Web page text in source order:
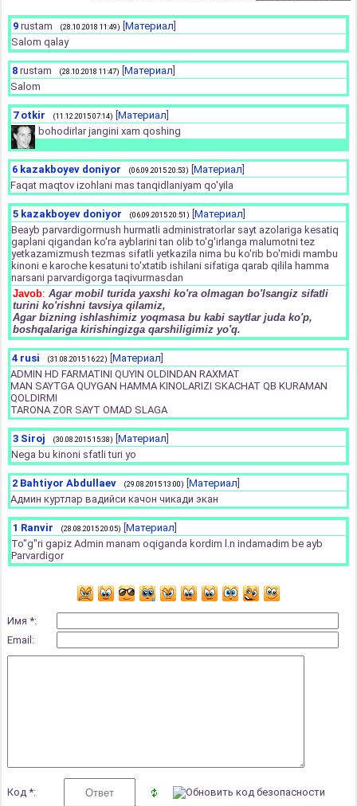
9 rustam (28.10.2018 11:49) Материал
Salom qalay
8 rustam (28.10.2018 11:47) Материал
Salom
7 otkir (11.12.2015 07:14) Материал
bohodirlar jangini xam qoshing
6 kazakboyev doniyor (06.09.2015 20:53) Материал
Faqat maqtov izohlani mas tanqidlaniyam qo'yila
5 kazakboyev doniyor (06.09.2015 20:51) Материал
Beayb parvardigormush hurmatli administratorlar sayt azolariga kesatiq
gaplani qigandan ko'ra ayblarini tan olib to'g'irlanga malumotni tez
yetkazamizmush tezmas sifatli yetkazila nima bu ko'rib bo'midi mambu
kinoni e karoche kesatuni to'xtatib ishilani sifatiga qarab qilila hamma
narsani parvardigorga taqivurmasdan
Javob: Agar mobil turida yaxshi ko'ra olmagan bo'lsangiz sifatli
turini ko'rishni tavsiya qilamiz,
Agar bizning ishlashimiz yoqmasa bu kabi saytlar juda ko'p,
boshqalariga kirishingizga qarshiligimiz yo'q.
4 rusi (31.08.2015 16:22) Материал
ADMIN HD FARMATINI QUYIN OLDINDAN RAXMAT
MAN SAYTGA QUYGAN HAMMA KINOLARIZI SKACHAT QB KURAMAN
QOLDIRMI
TARONA ZOR SAYT OMAD SLAGA
3 Siroj (30.08.2015 15:38) Материал
Nega bu kinoni sfatli turi yo
2 Bahtiyor Abdullaev (29.08.2015 13:00) Материал
Админ куртлар вадийси качон чикади экан
1 Ranvir (28.08.2015 20:05) Материал
To"g"ri gapiz Admin manam oqiganda kordim l.n indamadim be ayb
Parvardigor
Имя *:
Email:
Код *: